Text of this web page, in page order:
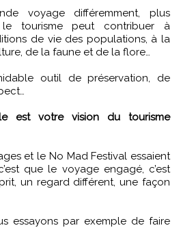
voyage différemment, plus
le tourisme peut contribuer à
de vie des populations, à la
de la faune et de la flore…
outil de préservation, de
est votre vision du tourisme
et le No Mad Festival essaient
que le voyage engagé, c’est
un regard différent, une façon
essayons par exemple de faire